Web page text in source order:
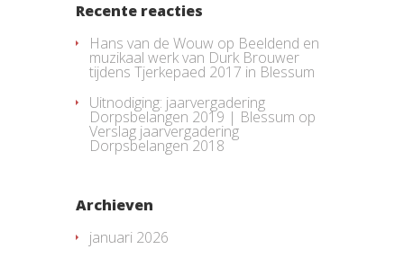
Recente reacties
Hans van de Wouw op Beeldend en
muzikaal werk van Durk Brouwer
tijdens Tjerkepaed 2017 in Blessum
Uitnodiging: jaarvergadering
Dorpsbelangen 2019 | Blessum op
Verslag jaarvergadering
Dorpsbelangen 2018
Archieven
januari 2026